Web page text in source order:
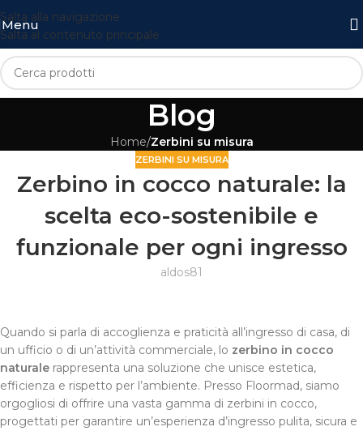
Salta alla navigazione
Salta al contenuto principale
Menu
Blog
Home/Zerbini su misura
ZERBINI SU MISURA
Zerbino in cocco naturale: la
scelta eco-sostenibile e
funzionale per ogni ingresso
aldos81
Quando si parla di accoglienza e praticità all’ingresso di casa, di
un ufficio o di un’attività commerciale, lo zerbino in cocco
naturale rappresenta una soluzione che unisce estetica,
efficienza e rispetto per l’ambiente. Presso Floormad, siamo
orgogliosi di offrire una vasta gamma di zerbini in cocco,
progettati per garantire un’esperienza d’ingresso pulita, sicura e